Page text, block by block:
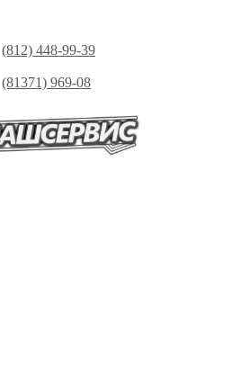
(812) 448-99-39
(81371) 969-08